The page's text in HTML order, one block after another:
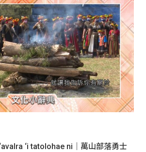
‘i tatolohae ni｜萬山部落勇士